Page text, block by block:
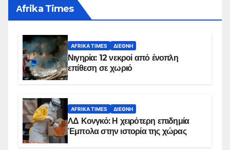
Αfrika Times
AFRIKA TIMES ΔΙΕΘΝΉ
Νιγηρία: 12 νεκροί από ένοπλη
επίθεση σε χωριό
AFRIKA TIMES ΔΙΕΘΝΉ
ΛΔ Κονγκό: Η χειρότερη επιδημία
Έμπολα στην ιστορία της χώρας